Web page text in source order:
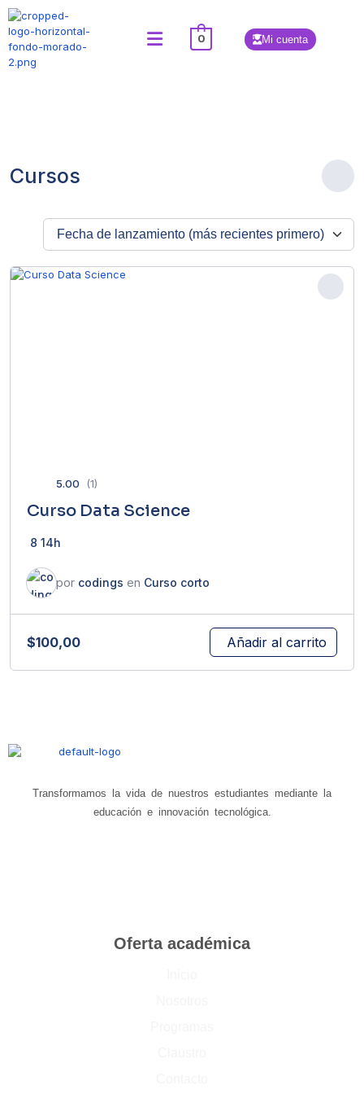
0 Mi cuenta
Cursos
5.00 (1)
Curso Data Science
8 14h
por codings en Curso corto
$100,00 Añadir al carrito
Transformamos la vida de nuestros estudiantes mediante la
educación e innovación tecnológica.
Oferta académica